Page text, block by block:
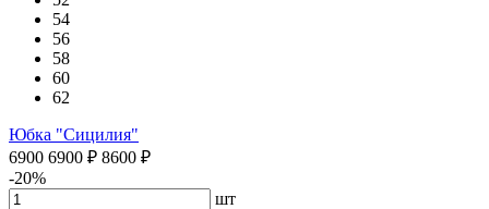
54
56
58
60
62
Юбка "Сицилия"
6900 6900 ₽ 8600 ₽
-20%
шт